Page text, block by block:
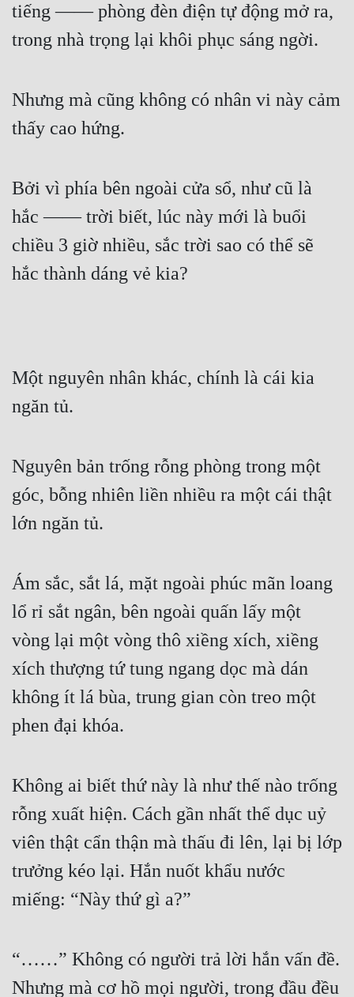
tiếng —— phòng đèn điện tự động mở ra,
trong nhà trọng lại khôi phục sáng ngời.
Nhưng mà cũng không có nhân vi này cảm
thấy cao hứng.
Bởi vì phía bên ngoài cửa sổ, như cũ là
hắc —— trời biết, lúc này mới là buổi
chiều 3 giờ nhiều, sắc trời sao có thể sẽ
hắc thành dáng vẻ kia?
Một nguyên nhân khác, chính là cái kia
ngăn tủ.
Nguyên bản trống rỗng phòng trong một
góc, bỗng nhiên liền nhiều ra một cái thật
lớn ngăn tủ.
Ám sắc, sắt lá, mặt ngoài phúc mãn loang
lổ rỉ sắt ngân, bên ngoài quấn lấy một
vòng lại một vòng thô xiềng xích, xiềng
xích thượng tứ tung ngang dọc mà dán
không ít lá bùa, trung gian còn treo một
phen đại khóa.
Không ai biết thứ này là như thế nào trống
rỗng xuất hiện. Cách gần nhất thể dục uỷ
viên thật cẩn thận mà thấu đi lên, lại bị lớp
trưởng kéo lại. Hắn nuốt khẩu nước
miếng: “Này thứ gì a?”
“……” Không có người trả lời hắn vấn đề.
Nhưng mà cơ hồ mọi người, trong đầu đều